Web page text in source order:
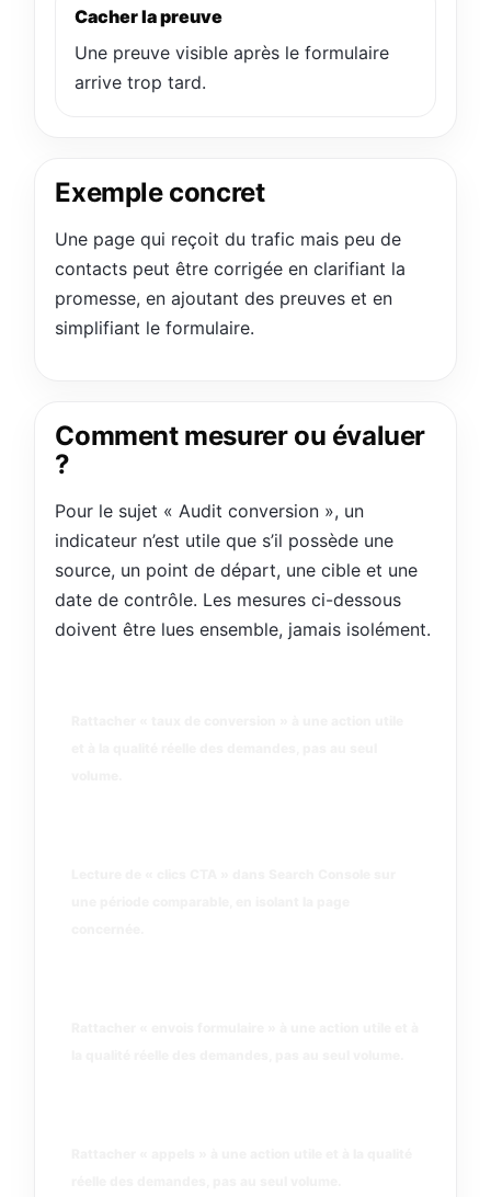
Cacher la preuve
Une preuve visible après le formulaire
arrive trop tard.
Exemple concret
Une page qui reçoit du trafic mais peu de
contacts peut être corrigée en clarifiant la
promesse, en ajoutant des preuves et en
simplifiant le formulaire.
Comment mesurer ou évaluer
?
Pour le sujet « Audit conversion », un
indicateur n’est utile que s’il possède une
source, un point de départ, une cible et une
date de contrôle. Les mesures ci-dessous
doivent être lues ensemble, jamais isolément.